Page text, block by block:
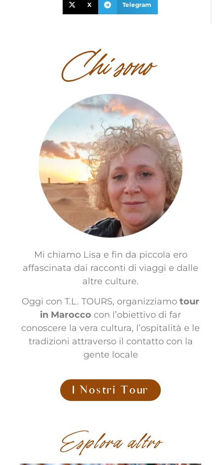
X Telegram
Chi sono
Mi chiamo Lisa e fin da piccola ero
affascinata dai racconti di viaggi e dalle
altre culture.
Oggi con T.L. TOURS, organizziamo tour
in Marocco con l’obiettivo di far
conoscere la vera cultura, l’ospitalità e le
tradizioni attraverso il contatto con la
gente locale
I Nostri Tour
Esplora altro